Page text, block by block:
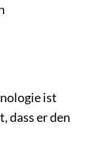
ist
dass er den